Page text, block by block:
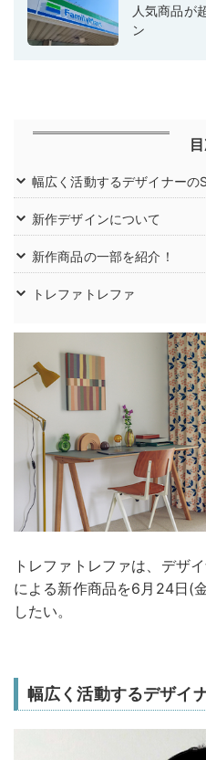
人気商品が
ン
幅広く活動するデザイナーの
新作デザインについて
新作商品の一部を紹介！
トレファトレファ
トレファトレファは、デザ
による新作商品を6月24日(
したい。
幅広く活動するデザイ